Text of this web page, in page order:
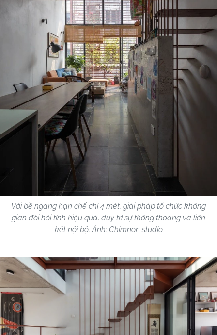
Với bề ngang hạn chế chỉ 4 mét, giải pháp tổ chức không
gian đòi hỏi tính hiệu quả, duy trì sự thông thoáng và liên
kết nội bộ. Ảnh: Chimnon studio